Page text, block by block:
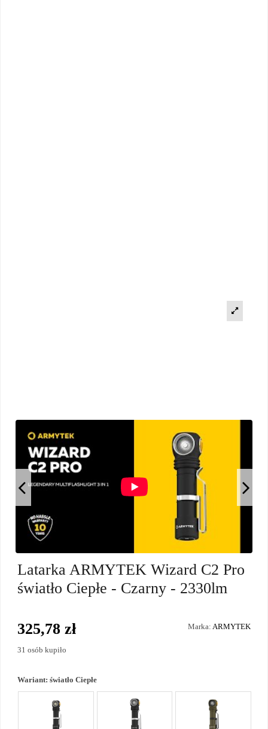
Latarka ARMYTEK Wizard C2 Pro
światło Ciepłe - Czarny - 2330lm
Marka: ARMYTEK
325,78 zł
31 osób kupiło
Wariant: światło Ciepłe